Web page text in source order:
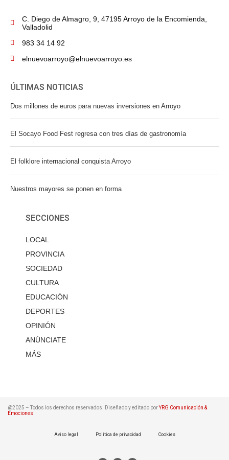
C. Diego de Almagro, 9, 47195 Arroyo de la Encomienda,
Valladolid
983 34 14 92
elnuevoarroyo@elnuevoarroyo.es
ÚLTIMAS NOTICIAS
Dos millones de euros para nuevas inversiones en Arroyo
El Socayo Food Fest regresa con tres días de gastronomía
El folklore internacional conquista Arroyo
Nuestros mayores se ponen en forma
SECCIONES
LOCAL
PROVINCIA
SOCIEDAD
CULTURA
EDUCACIÓN
DEPORTES
OPINIÓN
ANÚNCIATE
MÁS
@2025 – Todos los derechos reservados. Diseñado y editado porYRG Comunicación &
Emociones
Aviso legal Política de privacidad Cookies